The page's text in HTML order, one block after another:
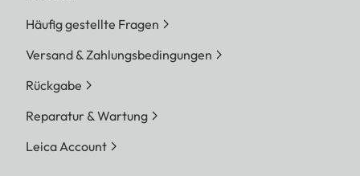
Häufig gestellte Fragen
Versand & Zahlungsbedingungen
Rückgabe
Reparatur & Wartung
Leica Account